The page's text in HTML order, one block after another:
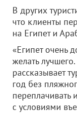
В других
что клиенты
на Египет и
«Египет очень
желать
рассказывает
год без
переплачивать
с условиями